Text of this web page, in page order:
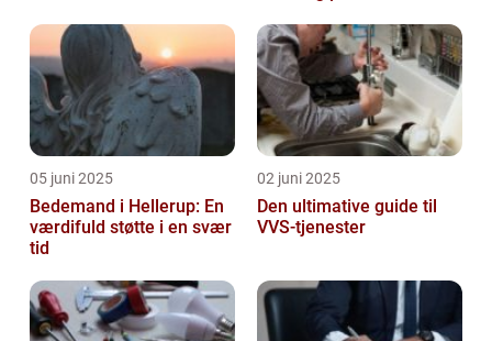
05 juni 2025
Bedemand i Hellerup: En
værdifuld støtte i en svær
tid
02 juni 2025
Den ultimative guide til
VVS-tjenester